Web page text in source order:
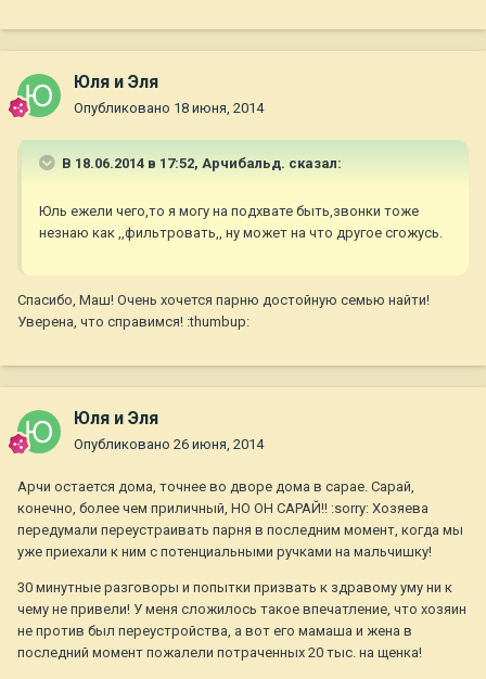
Юля и Эля
Опубликовано 18 июня, 2014
В 18.06.2014 в 17:52, Арчибальд. сказал:
Юль ежели чего,то я могу на подхвате быть,звонки тоже
незнаю как ,,фильтровать,, ну может на что другое сгожусь.
Спасибо, Маш! Очень хочется парню достойную семью найти!
Уверена, что справимся! :thumbup:
Юля и Эля
Опубликовано 26 июня, 2014
Арчи остается дома, точнее во дворе дома в сарае. Сарай,
конечно, более чем приличный, НО ОН САРАЙ!! :sorry: Хозяева
передумали переустраивать парня в последним момент, когда мы
уже приехали к ним с потенциальными ручками на мальчишку!
30 минутные разговоры и попытки призвать к здравому уму ни к
чему не привели! У меня сложилось такое впечатление, что хозяин
не против был переустройства, а вот его мамаша и жена в
последний момент пожалели потраченных 20 тыс. на щенка!